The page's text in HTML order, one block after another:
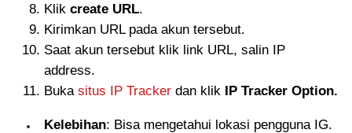
Klik create URL.
Kirimkan URL pada akun tersebut.
Saat akun tersebut klik link URL, salin IP
address.
Buka situs IP Tracker dan klik IP Tracker Option.
Kelebihan: Bisa mengetahui lokasi pengguna IG.